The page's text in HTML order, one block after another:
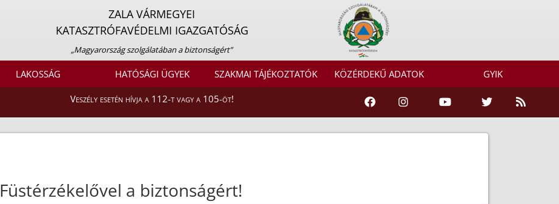
ZALA VÁRMEGYEI
KATASZTRÓFAVÉDELMI IGAZGATÓSÁG
„Magyarország szolgálatában a biztonságért”
LAKOSSÁG HATÓSÁGI ÜGYEK SZAKMAI TÁJÉKOZTATÓK KÖZÉRDEKŰ ADATOK GYIK
Veszély esetén hívja a 112-t vagy a 105-öt!
Füstérzékelővel a biztonságért!